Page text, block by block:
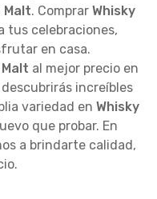
Malt. Comprar Whisky
tus celebraciones,
en casa.
al mejor precio en
increíbles
variedad en Whisky
que probar. En
a brindarte calidad,